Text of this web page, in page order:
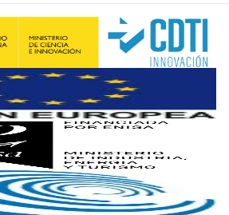
Barcelona ha servido,
de la IA es ahora”
compartido su experiencia como
ha llegado el turno de la mesa
ha destacado que la bandera de